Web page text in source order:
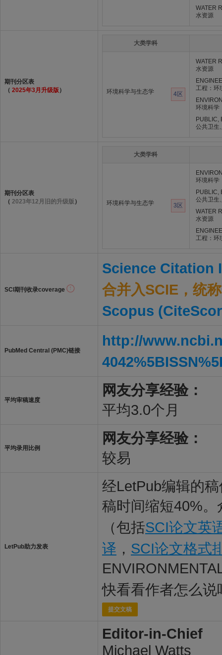
WATER
水资源
期刊分区表
（ 2025年3月升级版 ）
大类学科
环境科学与生态学 4区
WATER
水资源
工程：环
环境科学
PUBLIC,
公共卫生
期刊分区表
（ 2023年12月旧的升级版 ）
大类学科
环境科学与生态学 3区
环境科学
PUBLIC,
公共卫生
WATER
水资源
工程：环
SCI期刊收录coverage
Science Citation
合并入SCIE，统
Scopus
PubMed Central (PMC)链接
http://
平均审稿速度
网友分享经验：
平均3.0个月
平均录用比例
网友分享经验：
较易
LetPub助力发表
经LetPub编辑的
稿时间缩短40%
（包括SCI论文英
译 ， SCI论文格式
快看看作者怎么说
提交文稿
Editor-in-Chief
Michael Watts